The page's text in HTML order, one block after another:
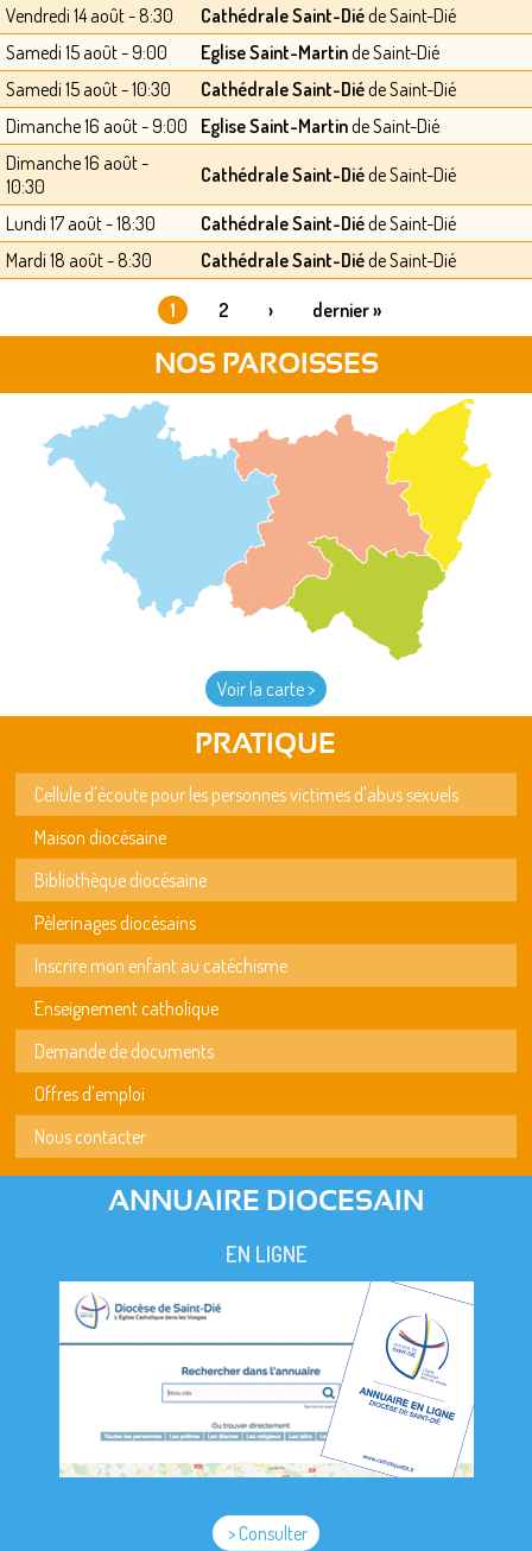
Vendredi 14 août - 8:30 Cathédrale Saint-Diéde Saint-Dié
Samedi 15 août - 9:00
Eglise Saint-Martinde Saint-Dié
Samedi 15 août - 10:30
Cathédrale Saint-Diéde Saint-Dié
Dimanche 16 août - 9:00
Eglise Saint-Martinde Saint-Dié
Dimanche 16 août -
10:30
Cathédrale Saint-Diéde Saint-Dié
Lundi 17 août - 18:30 Cathédrale Saint-Diéde Saint-Dié
Mardi 18 août - 8:30
Cathédrale Saint-Diéde Saint-Dié
1 2 › dernier »
NOS PAROISSES
Voir la carte >
PRATIQUE
Cellule d'écoute pour les personnes victimes d'abus sexuels
Maison diocésaine
Bibliothèque diocésaine
Pèlerinages diocésains
Inscrire mon enfant au catéchisme
Enseignement catholique
Demande de documents
Offres d'emploi
Nous contacter
ANNUAIRE DIOCESAIN
EN LIGNE
> Consulter